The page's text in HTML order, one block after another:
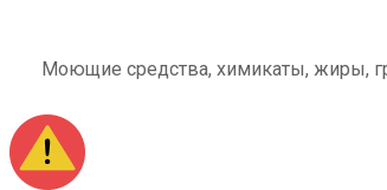
Моющие средства, химикаты, жиры,